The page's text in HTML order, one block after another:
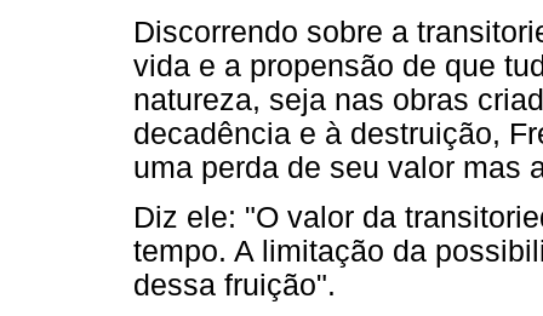
Discorrendo sobre a
vida e a propensão de que
natureza, seja nas obras
decadência e à destruição,
uma perda de seu valor mas
Diz ele: "O valor da
tempo. A limitação da
dessa fruição".